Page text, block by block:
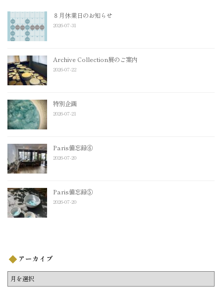
８月休業日のお知らせ
2026-07-31
Archive Collection展のご案内
2026-07-22
特別企画
2026-07-21
Paris備忘録⑥
2026-07-20
Paris備忘録⑤
2026-07-20
アーカイブ
ア
ー